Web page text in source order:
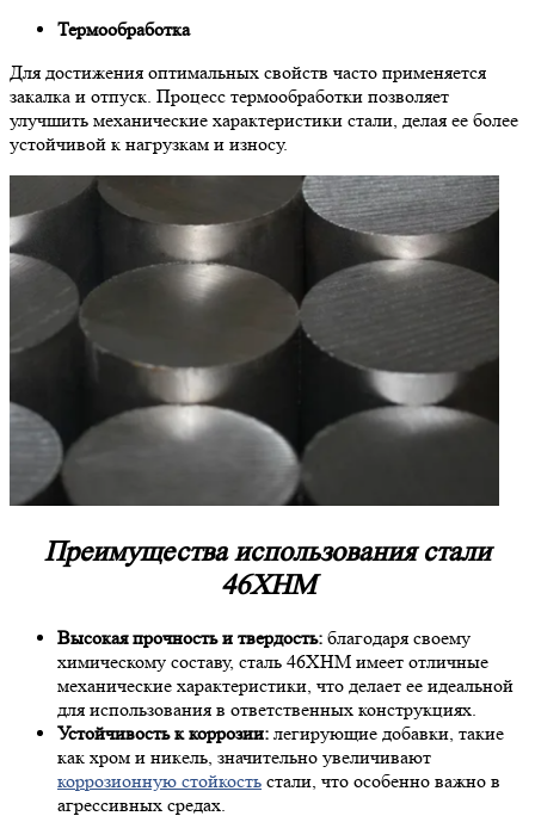
Термообработка
Для достижения оптимальных свойств часто применяется
закалка и отпуск. Процесс термообработки позволяет
улучшить механические характеристики стали, делая ее более
устойчивой к нагрузкам и износу.
Преимущества использования стали
46ХНМ
Высокая прочность и твердость: благодаря своему
химическому составу, сталь 46ХНМ имеет отличные
механические характеристики, что делает ее идеальной
для использования в ответственных конструкциях.
Устойчивость к коррозии: легирующие добавки, такие
как хром и никель, значительно увеличивают
коррозионную стойкость стали, что особенно важно в
агрессивных средах.